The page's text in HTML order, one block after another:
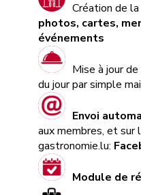
Création de
photos, cartes,
événements
Mise à jour
du jour par simple
Envoi
aux membres, et sur
gastronomie.lu:
Module de